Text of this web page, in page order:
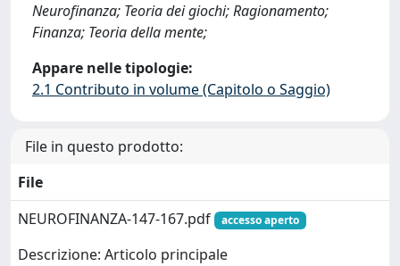
Neurofinanza; Teoria dei giochi; Ragionamento;
Finanza; Teoria della mente;
Appare nelle tipologie:
2.1 Contributo in volume (Capitolo o Saggio)
File in questo prodotto:
File
NEUROFINANZA-147-167.pdf
accesso aperto
Descrizione: Articolo principale